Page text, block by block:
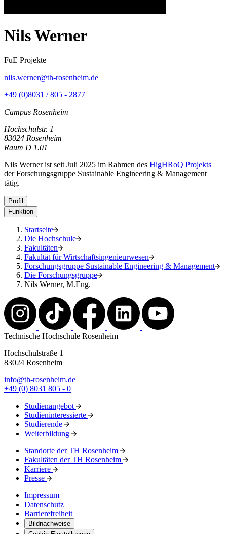
Nils Werner
FuE Projekte
nils.werner@th-rosenheim.de
+49 (0)8031 / 805 - 2877
Campus Rosenheim
Hochschulstr. 1
83024 Rosenheim
Raum D 1.01
Nils Werner ist seit Juli 2025 im Rahmen des HigHRoQ Projekts
der Forschungsgruppe Sustainable Engineering & Management
tätig.
Profil
Funktion
Startseite
Die Hochschule
Fakultäten
Fakultät für Wirtschaftsingenieurwesen
Forschungsgruppe Sustainable Engineering & Management
Die Forschungsgruppe
Nils Werner, M.Eng.
Technische Hochschule Rosenheim
Hochschulstraße 1
83024 Rosenheim
info@th-rosenheim.de
+49 (0) 8031 805 - 0
Studienangebot
Studieninteressierte
Studierende
Weiterbildung
Standorte der TH Rosenheim
Fakultäten der TH Rosenheim
Karriere
Presse
Impressum
Datenschutz
Barrierefreiheit
Bildnachweise